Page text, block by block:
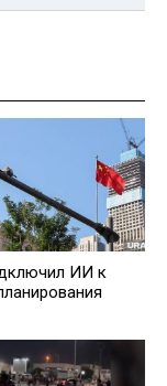
ИИ к